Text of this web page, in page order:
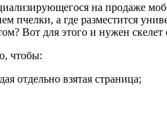
на продаже
пчелки, а где разместится
Вот для этого и нужен скелет
чтобы:
отдельно взятая страница;